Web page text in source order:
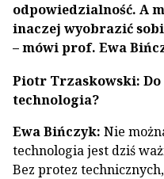
odpowiedzialność. A
inaczej wyobrazić
– mówi prof. Ewa
Piotr Trzaskowski:
technologia?
Ewa Bińczyk: Nie
technologia jest dziś
Bez protez